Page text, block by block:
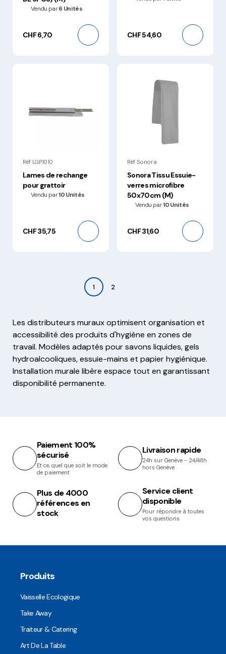
Vendu par6 Unités
CHF 6,70 CHF 54,60
Réf LGP1010
Lames de rechange
pour grattoir
Vendu par10 Unités
CHF 35,75
Réf Sonora
Sonora Tissu Essuie-
verres microfibre
50x70cm (M)
Vendu par10 Unités
CHF 31,60
1 2
Les distributeurs muraux optimisent organisation et
accessibilité des produits d'hygiène en zones de
travail. Modèles adaptés pour savons liquides, gels
hydroalcooliques, essuie-mains et papier hygiénique.
Installation murale libère espace tout en garantissant
disponibilité permanente.
Paiement 100%
sécurisé
Et ce, quel que soit le mode
de paiement
Livraison rapide
24h sur Genève - 24/48h
hors Genève
Plus de 4000
références en
stock
Service client
disponible
Pour répondre à toutes
vos questions
Produits
Vaisselle Ecologique
Take Away
Traiteur & Catering
Art De La Table